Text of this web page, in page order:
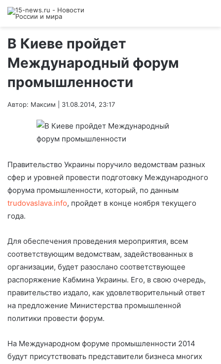
В Киеве пройдет
Международный форум
промышленности
Автор: Максим | 31.08.2014, 23:17
Правительство Украины поручило ведомствам разных
сфер и уровней провести подготовку Международного
форума промышленности, который, по данным
trudovaslava.info, пройдет в конце ноября текущего
года.
Для обеспечения проведения мероприятия, всем
соответствующим ведомствам, задействованных в
организации, будет разослано соответствующее
распоряжение Кабмина Украины. Его, в свою очередь,
правительство издало, как удовлетворительный ответ
на предложение Министерства промышленной
политики провести форум.
На Международном форуме промышленности 2014
будут присутствовать представители бизнеса многих